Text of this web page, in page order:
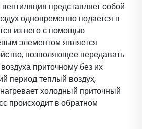
представляет собой
одновременно подается в
из него с помощью
элементом является
позволяющее передавать
приточному без их
период теплый воздух,
холодный приточный
происходит в обратном